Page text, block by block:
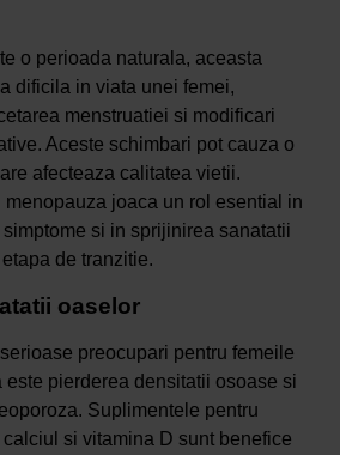
o perioada naturala, aceasta
dificila in viata unei femei,
menstruatiei si modificari
Aceste schimbari pot cauza o
afecteaza calitatea vietii.
joaca un rol esential in
si in sprijinirea sanatatii
de tranzitie.
oaselor
preocupari pentru femeile
este pierderea densitatii osoase si
Suplimentele pentru
si vitamina D sunt benefice